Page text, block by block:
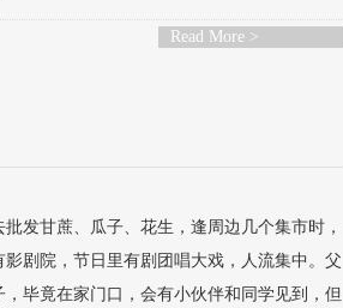
Read More >
发甘蔗、瓜子、花生，逢周边几个集市时，
剧院，节日里有剧团唱大戏，人流集中。父
毕竟在家门口，会有小伙伴和同学见到，但